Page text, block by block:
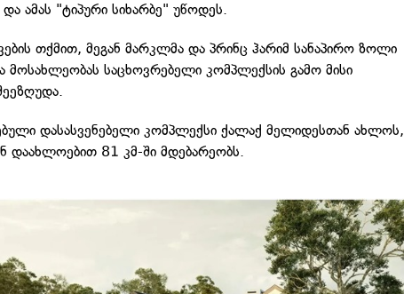
და ამას "ტიპური სიხარბე" უწოდეს.
თქმით, მეგან მარკლმა და პრინც ჰარიმ სანაპირო ზოლი
მოსახლეობას საცხოვრებელი კომპლექსის გამო მისი
დასასვენებელი კომპლექსი ქალაქ მელიდესთან ახლოს,
დაახლოებით 81 კმ-ში მდებარეობს.